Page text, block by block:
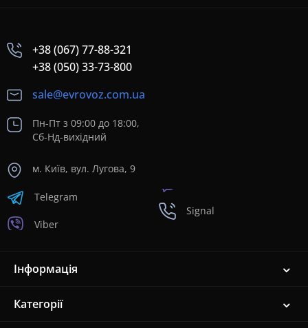
+38 (067) 77-88-321
+38 (050) 33-73-800
sale@evrovoz.com.ua
Пн-Пт з 09:00 до 18:00,
Сб-Нд-вихідний
м. Київ, вул. Лугова, 9
Telegram
Viber
Signal
Інформація
Категорії